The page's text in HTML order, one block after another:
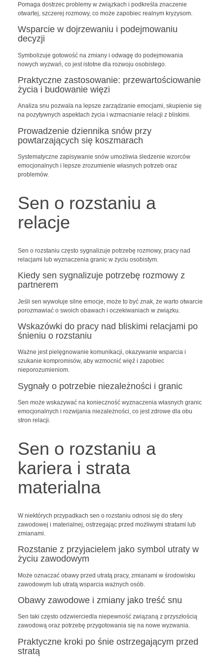
Pomaga dostrzec problemy w związkach i podkreśla znaczenie
otwartej, szczerej rozmowy, co może zapobiec realnym kryzysom.
Wsparcie w dojrzewaniu i podejmowaniu
decyzji
Symbolizuje gotowość na zmiany i odwagę do podejmowania
nowych wyzwań, co jest istotne dla rozwoju osobistego.
Praktyczne zastosowanie: przewartościowanie
życia i budowanie więzi
Analiza snu pozwala na lepsze zarządzanie emocjami, skupienie się
na pozytywnych aspektach życia i wzmacnianie relacji z bliskimi.
Prowadzenie dziennika snów przy
powtarzających się koszmarach
Systematyczne zapisywanie snów umożliwia śledzenie wzorców
emocjonalnych i lepsze zrozumienie własnych potrzeb oraz
problemów.
Sen o rozstaniu a
relacje
Sen o rozstaniu często sygnalizuje potrzebę rozmowy, pracy nad
relacjami lub wyznaczenia granic w życiu osobistym.
Kiedy sen sygnalizuje potrzebę rozmowy z
partnerem
Jeśli sen wywołuje silne emocje, może to być znak, że warto otwarcie
porozmawiać o swoich obawach i oczekiwaniach w związku.
Wskazówki do pracy nad bliskimi relacjami po
śnieniu o rozstaniu
Ważne jest pielęgnowanie komunikacji, okazywanie wsparcia i
szukanie kompromisów, aby wzmocnić więź i zapobiec
nieporozumieniom.
Sygnały o potrzebie niezależności i granic
Sen może wskazywać na konieczność wyznaczenia własnych granic
emocjonalnych i rozwijania niezależności, co jest zdrowe dla obu
stron relacji.
Sen o rozstaniu a
kariera i strata
materialna
W niektórych przypadkach sen o rozstaniu odnosi się do sfery
zawodowej i materialnej, ostrzegając przed możliwymi stratami lub
zmianami.
Rozstanie z przyjacielem jako symbol utraty w
życiu zawodowym
Może oznaczać obawy przed utratą pracy, zmianami w środowisku
zawodowym lub utratą wsparcia ważnych osób.
Obawy zawodowe i zmiany jako treść snu
Sen taki często odzwierciedla niepewność związaną z przyszłością
zawodową oraz potrzebę przygotowania się na nowe wyzwania.
Praktyczne kroki po śnie ostrzegającym przed
stratą